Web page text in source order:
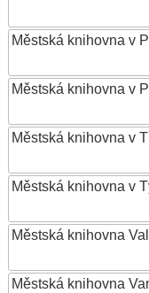
Městská knihovna v
Městská knihovna v
Městská knihovna v
Městská knihovna v
Městská knihovna
Městská knihovna